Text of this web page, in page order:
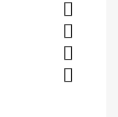



